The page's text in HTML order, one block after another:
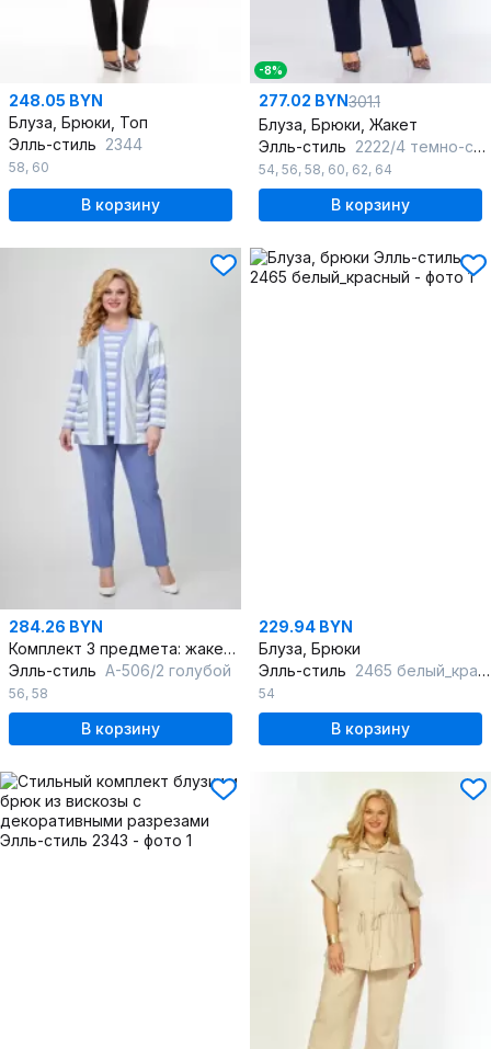
248.05 BYN
Блуза, Брюки, Топ
Элль-стиль 2344
58, 60
В корзину
-8%
277.02 BYN301.1
Блуза, Брюки, Жакет
Элль-стиль 2222/4 темно-синий
54, 56, 58, 60, 62, 64
В корзину
284.26 BYN
Комплект 3 предмета: жакет, блуза и брюки из трикотажа и вискозы
Элль-стиль А-506/2 голубой
56, 58
В корзину
229.94 BYN
Блуза, Брюки
Элль-стиль 2465 белый_красный
54
В корзину